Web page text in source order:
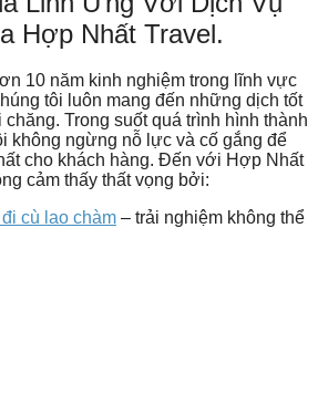
Hợp Nhất Travel.
10 năm kinh nghiệm trong lĩnh vực
tôi luôn mang đến những dịch tốt
Trong suốt quá trình hình thành
không ngừng nỗ lực và cố gắng để
cho khách hàng. Đến với Hợp Nhất
cảm thấy thất vọng bởi:
cù lao chàm – trải nghiệm không thể